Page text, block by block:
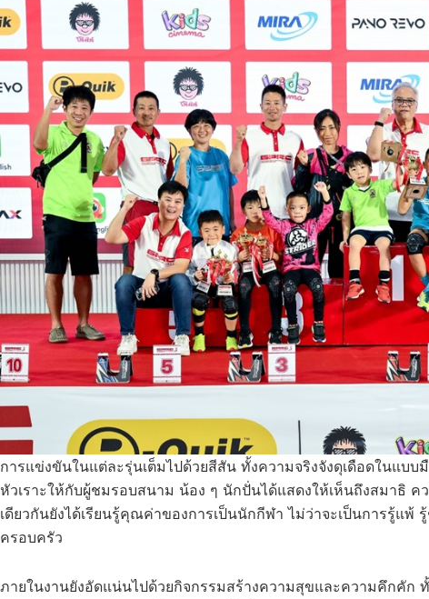
การแข่งขันในแต่ละรุ่นเต็มไปด้วยสีสัน ทั้งความจริงจังดุเดือดในแบ
หัวเราะให้กับผู้ชมรอบสนาม น้อง ๆ นักปั่นได้แสดงให้เห็นถึงสมาธิ
เดียวกันยังได้เรียนรู้คุณค่าของการเป็นนักกีฬา ไม่ว่าจะเป็นการรู้แ
ครอบครัว
ภายในงานยังอัดแน่นไปด้วยกิจกรรมสร้างความสุขและความคึกคั